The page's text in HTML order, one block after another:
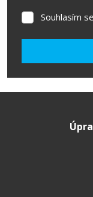
Souhlasím
zpracováním
Souhlasím
se
odeslat.